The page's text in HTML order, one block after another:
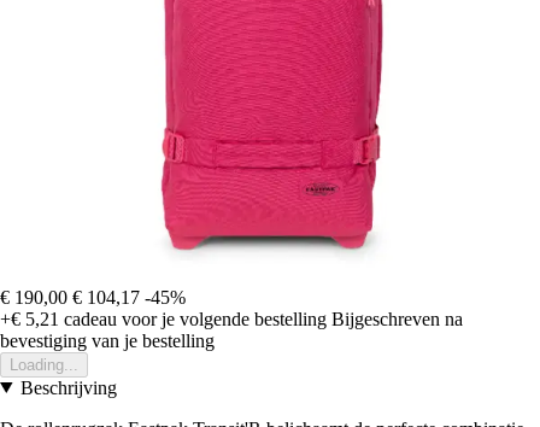
€ 190,00 € 104,17 -45%
+€ 5,21 cadeau voor je volgende bestelling Bijgeschreven na
bevestiging van je bestelling
Loading...
Beschrijving